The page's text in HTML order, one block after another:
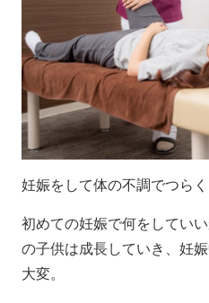
妊娠をして体の不調でつらく
初めての妊娠で何をしてい
の子供は成長していき、妊
大変。